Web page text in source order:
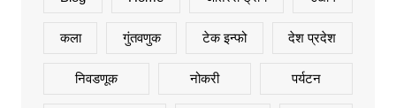
कला गुंतवणुक टेक इन्फो देश प्रदेश
निवडणूक नोकरी पर्यटन